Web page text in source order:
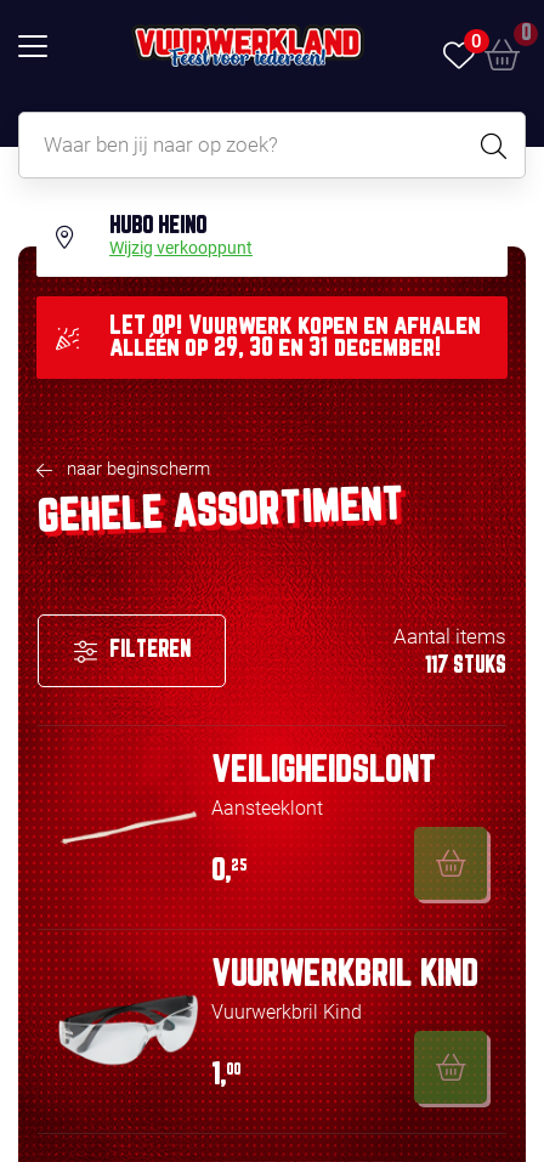
0 0
HUBO HEINO
Wijzig verkooppunt
LET OP! Vuurwerk kopen en afhalen
alléén op 29, 30 en 31 december!
naar beginscherm
GEHELE ASSORTIMENT
FILTEREN
Aantal items
117 STUKS
VEILIGHEIDSLONT
Aansteeklont
0,25
VUURWERKBRIL KIND
Vuurwerkbril Kind
1,00